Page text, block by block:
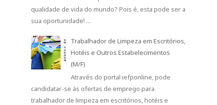
qualidade de vida do mundo? Pois é, esta pode ser a
sua oportunidade! ...
Trabalhador de Limpeza em Escritórios,
Hotéis e Outros Estabelecimentos
(M/F)
Através do portal iefponline, pode
candidatar-se às ofertas de emprego para
trabalhador de limpeza em escritórios, hotéis e